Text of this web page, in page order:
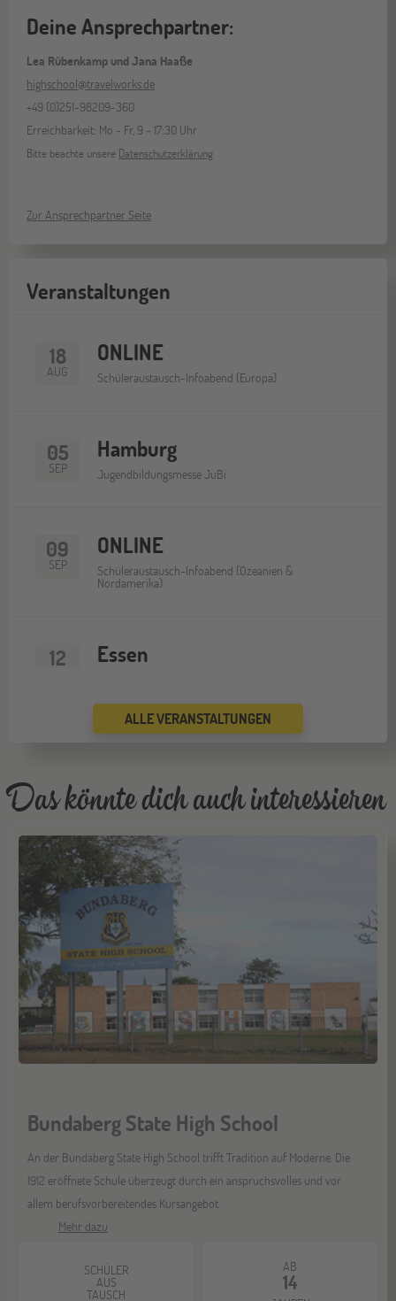
Deine Ansprechpartner:
Lea Rübenkamp und Jana Haaße
highschool@travelworks.de
+49 (0)251-98209-360
Erreichbarkeit: Mo - Fr, 9 - 17:30 Uhr
Bitte beachte unsere Datenschutzerklärung
Zur Ansprechpartner Seite
Veranstaltungen
18
AUG
ONLINE
Schüleraustausch-Infoabend (Europa)
05
SEP
Hamburg
Jugendbildungsmesse JuBi
09
SEP
ONLINE
Schüleraustausch-Infoabend (Ozeanien &
Nordamerika)
12 Essen
19 Köln
Jugendbildungsmesse JuBi
19
SEP
Bremen
Jugendbildungsmesse JuBi
26 Düsseldorf
Jugendbildungsmesse JuBi
26
SEP
Mannheim
Jugendbildungsmesse JuBi
30 ONLINE
ALLE VERANSTALTUNGEN
Das könnte dich auch interessieren
Bundaberg State High School
An der Bundaberg State High School trifft Tradition auf Moderne. Die
1912 eröffnete Schule überzeugt durch ein anspruchsvolles und vor
allem berufsvorbereitendes Kursangebot.
Mehr dazu
SCHÜLER
AUS
TAUSCH
AB
14